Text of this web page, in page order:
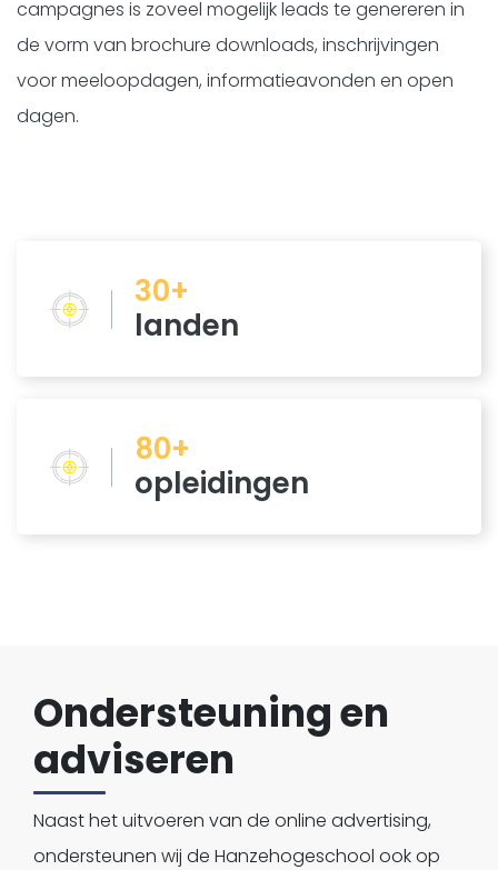
campagnes is zoveel mogelijk leads te genereren in
de vorm van brochure downloads, inschrijvingen
voor meeloopdagen, informatieavonden en open
dagen.
30+
landen
80+
opleidingen
Ondersteuning en
adviseren
Naast het uitvoeren van de online advertising,
ondersteunen wij de Hanzehogeschool ook op